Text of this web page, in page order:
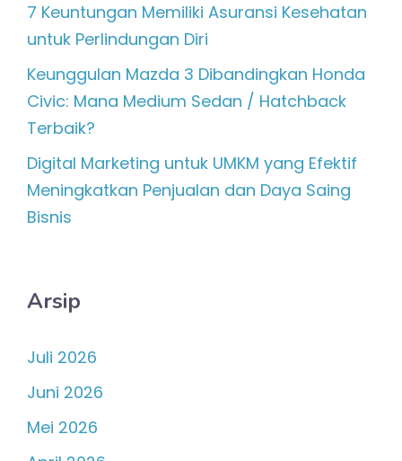
7 Keuntungan Memiliki Asuransi Kesehatan
untuk Perlindungan Diri
Keunggulan Mazda 3 Dibandingkan Honda
Civic: Mana Medium Sedan / Hatchback
Terbaik?
Digital Marketing untuk UMKM yang Efektif
Meningkatkan Penjualan dan Daya Saing
Bisnis
Arsip
Juli 2026
Juni 2026
Mei 2026